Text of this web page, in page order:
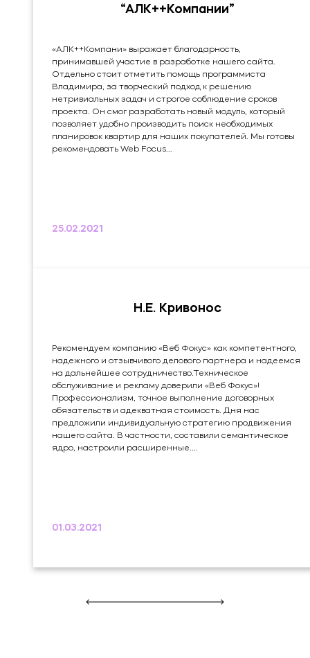
“АЛК++Компании”
«АЛК++Компани» выражает благодарность,
принимавшей участие в разработке нашего сайта.
Отдельно стоит отметить помощь программиста
Владимира, за творческий подход к решению
нетривиальных задач и строгое соблюдение сроков
проекта. Он смог разработать новый модуль, который
позволяет удобно производить поиск необходимых
планировок квартир для наших покупателей. Мы готовы
рекомендовать Web Focus...
25.02.2021
Н.Е. Кривонос
Рекомендуем компанию «Веб Фокус» как компетентного,
надежного и отзывчивого делового партнера и надеемся
на дальнейшее сотрудничество.Техническое
обслуживание и рекламу доверили «Веб Фокус»!
Профессионализм, точное выполнение договорных
обязательств и адекватная стоимость. Дня нас
предложили индивидуальную стратегию продвижения
нашего сайта. В частности, составили семантическое
ядро, настроили расширенные....
01.03.2021